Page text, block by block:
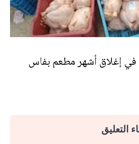
إغلاق أشهر مطعم بفاس
التعليق